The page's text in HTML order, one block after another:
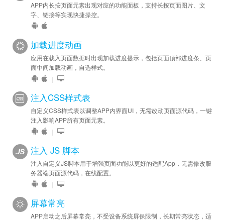
APP内长按页面元素出现对应的功能面板，支持长按页面图片、文
字、链接等实现快捷操控。
加载进度动画
应用在载入页面数据时出现加载进度提示，包括页面顶部进度条、页
面中间加载动画，自选样式。
|
注入CSS样式表
自定义CSS样式表以调整APP内界面UI，无需改动页面源代码，一键
注入影响APP所有页面元素。
|
注入 JS 脚本
注入自定义JS脚本用于增强页面功能以更好的适配App，无需修改服
务器端页面源代码，在线配置。
|
屏幕常亮
APP启动之后屏幕常亮，不受设备系统屏保限制，长期常亮状态，适